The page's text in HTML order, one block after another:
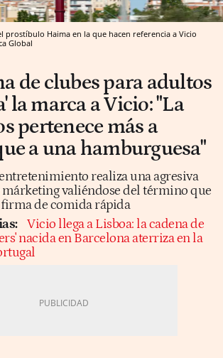
prostíbulo Haima en la que hacen referencia a Vicio
Global
de clubes para adultos
la marca a Vicio: "La
pertenece más a
a una hamburguesa"
realiza una agresiva
márketing valiéndose del término que
de comida rápida
Vicio llega a Lisboa: la cadena de
nacida en Barcelona aterriza en la